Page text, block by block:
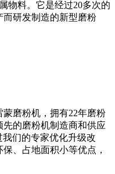
物料。它是经过20多次的
研发制造的新型磨粉
磨粉机，拥有22年磨粉
的磨粉机制造商和供应
们的专家优化升级改
、占地面积小等优点，